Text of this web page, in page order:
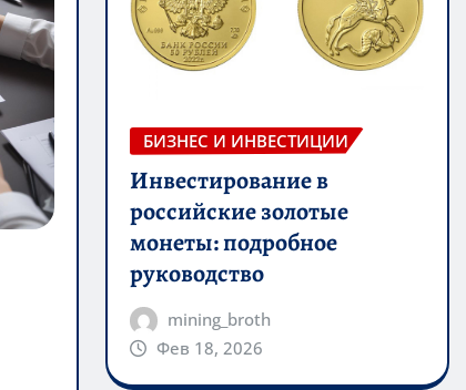
БИЗНЕС И ИНВЕСТИЦИИ
Инвестирование в
российские золотые
монеты: подробное
руководство
mining_broth
Фев 18, 2026